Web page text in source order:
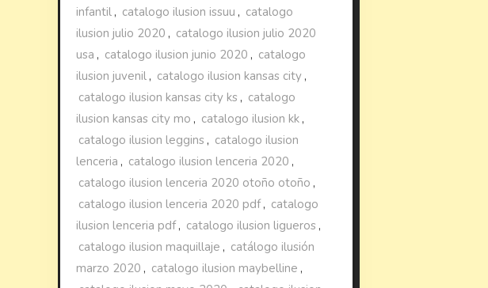
infantil , catalogo ilusion issuu , catalogo
ilusion julio 2020 , catalogo ilusion julio 2020
usa , catalogo ilusion junio 2020 , catalogo
ilusion juvenil , catalogo ilusion kansas city ,
catalogo ilusion kansas city ks , catalogo
ilusion kansas city mo , catalogo ilusion kk ,
catalogo ilusion leggins , catalogo ilusion
lenceria , catalogo ilusion lenceria 2020 ,
catalogo ilusion lenceria 2020 otoño otoño ,
catalogo ilusion lenceria 2020 pdf, catalogo
ilusion lenceria pdf, catalogo ilusion ligueros ,
catalogo ilusion maquillaje , catálogo ilusión
marzo 2020 , catalogo ilusion maybelline ,